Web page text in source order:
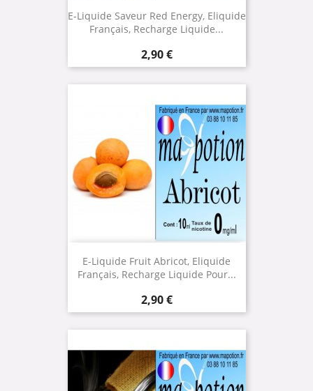
E-Liquide Saveur Red Energy, Eliquide
Français, Recharge Liquide...
Prix
2,90 €
E-Liquide Fruit Abricot, Eliquide
Français, Recharge Liquide Pour...
Prix
2,90 €